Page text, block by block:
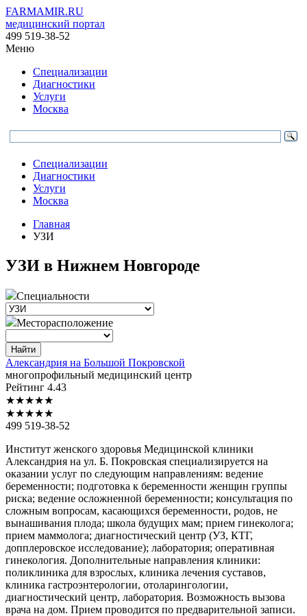
FARMAMIR.RU
медицинский портал
499 519-38-52
Меню
Специализации
Диагностики
Услуги
Москва
Специализации
Диагностики
Услуги
Москва
Главная
УЗИ
УЗИ в Нижнем Новгороде
Специальности
Месторасположение
Найти
Александрия на Большой Покровской
многопрофильный медицинский центр
Рейтинг 4.43
★★★★★
★★★★★
499 519-38-52
Институт женского здоровья Медицинской клиники
Александрия на ул. Б. Покровская специализируется на
оказании услуг по следующим направлениям: ведение
беременности; подготовка к беременности женщин группы
риска; ведение осложненной беременности; консультация по
сложным вопросам, касающихся беременности, родов, не
вынашивания плода; школа будущих мам; прием гинеколога;
прием маммолога; диагностический центр (УЗ, КТГ,
допплеровское исследование); лаборатория; оперативная
гинекология. Дополнительные направления клиники:
поликлиника для взрослых, клиника лечения суставов,
клиника гастроэнтерологии, отоларингологии,
диагностический центр, лаборатория. Возможность вызова
врача на дом. Прием проводится по предварительной записи.